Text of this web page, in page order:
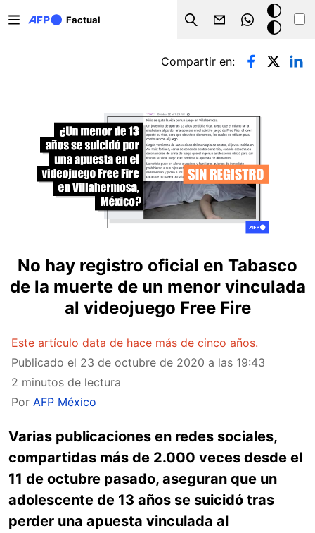
Factual
Search
Modo
oscuro
Solapas principales
Compartir en:
No hay registro oficial en Tabasco
de la muerte de un menor vinculada
al videojuego Free Fire
Este artículo data de hace más de cinco años.
Publicado el 23 de octubre de 2020 a las 19:43
2 minutos de lectura
Por AFP México
Varias publicaciones en redes sociales,
compartidas más de 2.000 veces desde el
11 de octubre pasado, aseguran que un
adolescente de 13 años se suicidó tras
perder una apuesta vinculada al